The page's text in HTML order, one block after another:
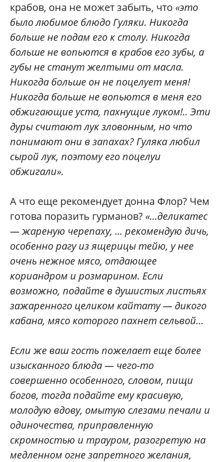
крабов, она не может забыть, что «это
было любимое блюдо Гуляки. Никогда
больше не подам его к столу. Никогда
больше не вопьются в крабов его зубы, а
губы не станут желтыми от масла.
Никогда больше он не поцелует меня!
Никогда больше не вопьются в меня его
обжигающие уста, пахнущие луком!.. Эти
дуры считают лук зловонным, но что
понимают они в запахах? Гуляка любил
сырой лук, поэтому его поцелуи
обжигали».
А что еще рекомендует донна Флор? Чем
готова поразить гурманов? «…деликатес
— жареную черепаху, … рекомендую дичь,
особенно рагу из ящерицы тейю, у нее
очень нежное мясо, отдающее
кориандром и розмарином. Если
возможно, подайте в душистых листьях
зажаренного целиком кайтату — дикого
кабана, мясо которого пахнет сельвой…
Если же ваш гость пожелает еще более
изысканного блюда — чего-то
совершенно особенного, словом, пищи
богов, тогда подайте ему красивую,
молодую вдову, омытую слезами печали и
одиночества, приправленную
скромностью и трауром, разогретую на
медленном огне запретного желания,